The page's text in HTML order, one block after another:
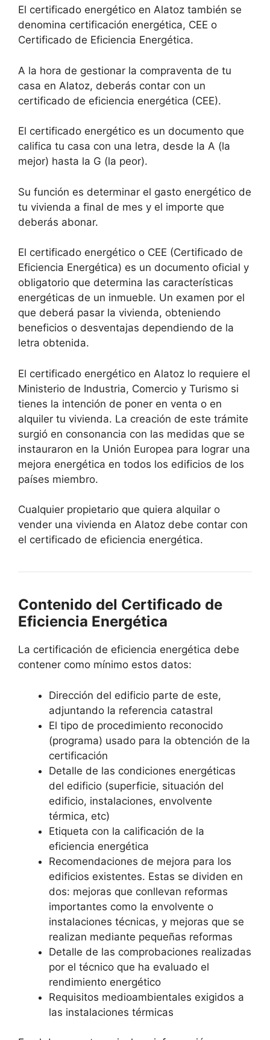
El certificado energético en Alatoz también se
denomina certificación energética, CEE o
Certificado de Eficiencia Energética.
A la hora de gestionar la compraventa de tu
casa en Alatoz, deberás contar con un
certificado de eficiencia energética (CEE).
El certificado energético es un documento que
califica tu casa con una letra, desde la A (la
mejor) hasta la G (la peor).
Su función es determinar el gasto energético de
tu vivienda a final de mes y el importe que
deberás abonar.
El certificado energético o CEE (Certificado de
Eficiencia Energética) es un documento oficial y
obligatorio que determina las características
energéticas de un inmueble. Un examen por el
que deberá pasar la vivienda, obteniendo
beneficios o desventajas dependiendo de la
letra obtenida.
El certificado energético en Alatoz lo requiere el
Ministerio de Industria, Comercio y Turismo si
tienes la intención de poner en venta o en
alquiler tu vivienda. La creación de este trámite
surgió en consonancia con las medidas que se
instauraron en la Unión Europea para lograr una
mejora energética en todos los edificios de los
países miembro.
Cualquier propietario que quiera alquilar o
vender una vivienda en Alatoz debe contar con
el certificado de eficiencia energética.
Contenido del Certificado de
Eficiencia Energética
La certificación de eficiencia energética debe
contener como mínimo estos datos:
Dirección del edificio parte de este,
adjuntando la referencia catastral
El tipo de procedimiento reconocido
(programa) usado para la obtención de la
certificación
Detalle de las condiciones energéticas
del edificio (superficie, situación del
edificio, instalaciones, envolvente
térmica, etc)
Etiqueta con la calificación de la
eficiencia energética
Recomendaciones de mejora para los
edificios existentes. Estas se dividen en
dos: mejoras que conllevan reformas
importantes como la envolvente o
instalaciones técnicas, y mejoras que se
realizan mediante pequeñas reformas
Detalle de las comprobaciones realizadas
por el técnico que ha evaluado el
rendimiento energético
Requisitos medioambientales exigidos a
las instalaciones térmicas